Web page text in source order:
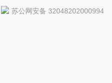
苏公网安备 32048202000994